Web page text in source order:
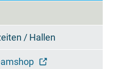
/ Hallen